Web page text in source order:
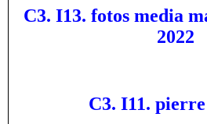
C3. I13. fotos media
2022
C3. I11.